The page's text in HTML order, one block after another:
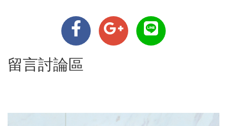
留言討論區